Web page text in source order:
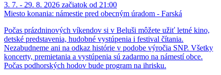
3. 7. - 29. 8. 2026 začiatok od 21:00
Miesto konania: námestie pred obecným úradom - Farská
Počas prázdninových víkendov si v Beluši môžete užiť letné kino,
detské predstavenia, hudobné vystúpenia i festival čítania.
Nezabudneme ani na odkaz histórie v podobe výročia SNP. Všetky
koncerty, premietania a vystúpenia sú zadarmo na námestí obce.
Počas podhorských hodov bude program na ihrisku.